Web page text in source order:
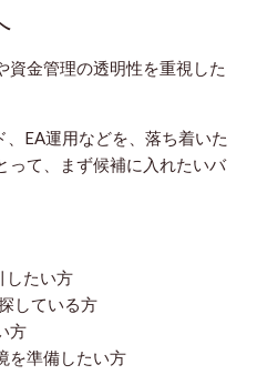
金管理の透明性を重視した
EA運用などを、落ち着いた
って、まず候補に入れたいバ
したい方
している方
方
を準備したい方